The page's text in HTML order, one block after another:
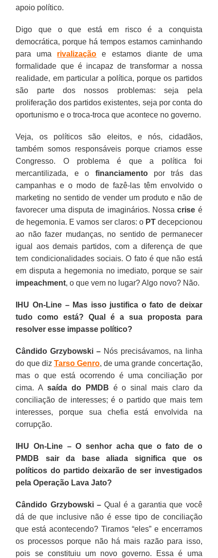
apoio político.
Digo que o que está em risco é a conquista
democrática, porque há tempos estamos caminhando
para uma rivalização e estamos diante de uma
formalidade que é incapaz de transformar a nossa
realidade, em particular a política, porque os partidos
são parte dos nossos problemas: seja pela
proliferação dos partidos existentes, seja por conta do
oportunismo e o troca-troca que acontece no governo.
Veja, os políticos são eleitos, e nós, cidadãos,
também somos responsáveis porque criamos esse
Congresso. O problema é que a política foi
mercantilizada, e o financiamentopor trás das
campanhas e o modo de fazê-las têm envolvido o
marketing no sentido de vender um produto e não de
favorecer uma disputa de imaginários. Nossacrise é
de hegemonia. E vamos ser claros: o PTdecepcionou
ao não fazer mudanças, no sentido de permanecer
igual aos demais partidos, com a diferença de que
tem condicionalidades sociais. O fato é que não está
em disputa a hegemonia no imediato, porque se sair
impeachment, o que vem no lugar? Algo novo? Não.
IHU On-Line – Mas isso justifica o fato de deixar
tudo como está? Qual é a sua proposta para
resolver esse impasse político?
Cândido Grzybowski – Nós precisávamos, na linha
do que diz Tarso Genro, de uma grande concertação,
mas o que está ocorrendo é uma conciliação por
cima. Asaída do PMDB é o sinal mais claro da
conciliação de interesses; é o partido que mais tem
interesses, porque sua chefia está envolvida na
corrupção.
IHU On-Line – O senhor acha que o fato de o
PMDB sair da base aliada significa que os
políticos do partido deixarão de ser investigados
pela Operação Lava Jato?
Cândido Grzybowski –Qual é a garantia que você
dá de que inclusive não é esse tipo de conciliação
que está acontecendo? Tiramos “eles” e encerramos
os processos porque não há mais razão para isso,
pois se constituiu um novo governo. Essa é uma